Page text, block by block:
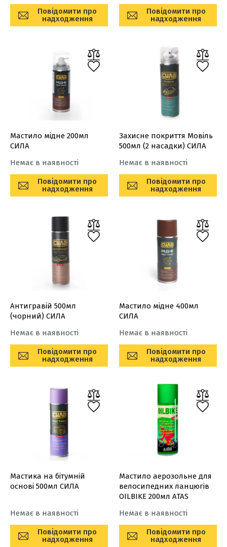
Повідомити про
надходження
Повідомити про
надходження
Мастило мідне 200мл
СИЛА
Немає в наявності
Повідомити про
надходження
Захисне покриття Мовіль
500мл (2 насадки) СИЛА
Немає в наявності
Повідомити про
надходження
Антигравій 500мл
(чорний) СИЛА
Немає в наявності
Повідомити про
надходження
Мастило мідне 400мл
СИЛА
Немає в наявності
Повідомити про
надходження
Мастика на бітумній
основі 500мл СИЛА
Немає в наявності
Повідомити про
надходження
Мастило аерозольне для
велосипедних ланцюгів
OILBIKE 200мл ATAS
Немає в наявності
Повідомити про
надходження